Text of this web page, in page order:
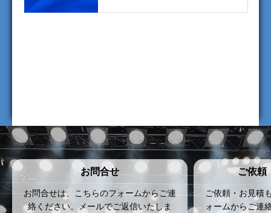
お問合せ
お問合せは、こちらのフォームからご連
絡ください。メールでご返信いたしま
ご依頼
ご依頼・お見積
ォームからご連